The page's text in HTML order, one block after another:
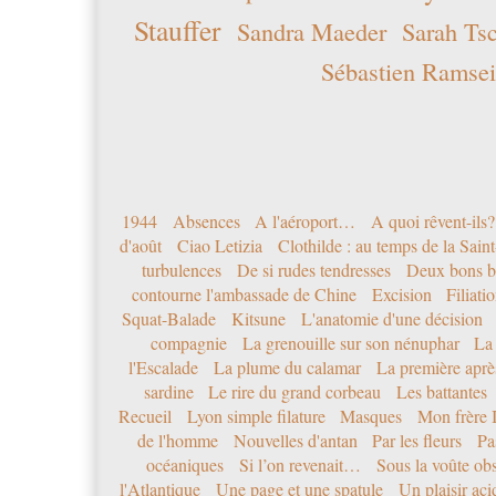
Stauffer Sandra Maeder Sarah
Sébastien
1944 Absences A l'aéroport…
A quoi rêvent-ils?
d'août
Ciao Letizia
Clothilde : au temps de la
turbulences
De si rudes tendresses
Deux bons
contourne l'ambassade de Chine
Excision
Squat-Balade
Kitsune
L'anatomie d'une décision
compagnie
La grenouille sur son nénuphar
l'Escalade
La plume du calamar
La première
sardine
Le rire du grand corbeau
Les battantes
Recueil
Lyon simple filature Masques
Mon frère
de l'homme
Nouvelles d'antan Par les fleurs
océaniques
Si l’on revenait…
Sous la voûte
l'Atlantique
Une page et une spatule Un plaisir